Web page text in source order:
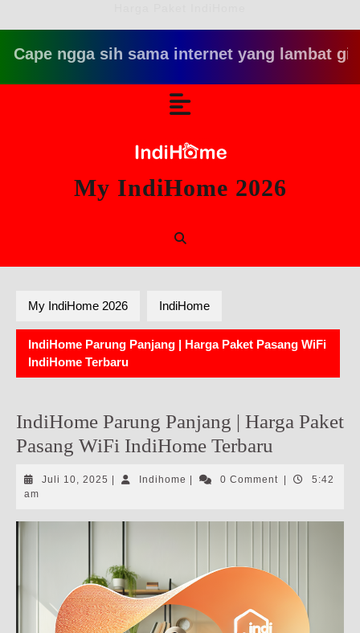
ngga sih sama internet yang lambat gitu
My IndiHome 2026
My IndiHome 2026 IndiHome
IndiHome Parung Panjang | Harga Paket Pasang WiFi
IndiHome Terbaru
IndiHome Parung Panjang | Harga Paket
Pasang WiFi IndiHome Terbaru
Juli 10, 2025 Juli
Indihome Indihome0 Comment
5:42
am